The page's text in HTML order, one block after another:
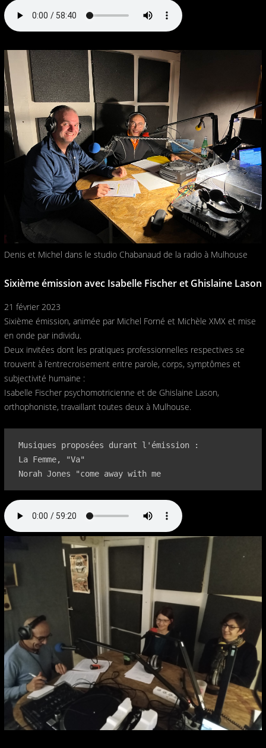
Denis et Michel dans le studio Chabanaud de la radio à Mulhouse
Sixième émission avec Isabelle Fischer et Ghislaine Lason
21 février 2023
Sixième émission, animée par Michel Forné et Michèle XMX et mise
en onde par individu.
Deux invitées dont les pratiques professionnelles respectives se
trouvent à l’entrecroisement entre parole, corps, symptômes et
subjectivité humaine :
Isabelle Fischer psychomotricienne et de Ghislaine Lason,
orthophoniste, travaillant toutes deux à Mulhouse.
Musiques proposées durant l'émission :
La Femme, "Va"
Norah Jones "come away with me